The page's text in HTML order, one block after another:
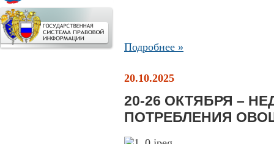
Подробнее »
20.10.2025
20-26 ОКТЯБРЯ –
ПОТРЕБЛЕНИЯ